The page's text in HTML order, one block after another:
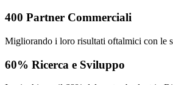
400 Partner Commerciali
Migliorando i loro risultati oftalmici con le
60% Ricerca e Sviluppo